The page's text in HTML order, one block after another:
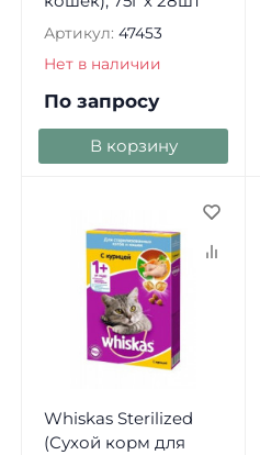
Артикул: 47453
Нет в наличии
По запросу
В корзину
Whiskas Sterilized
(Сухой корм для